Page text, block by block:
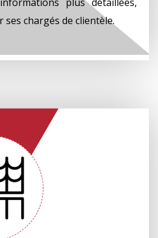
chargés de clientèle.